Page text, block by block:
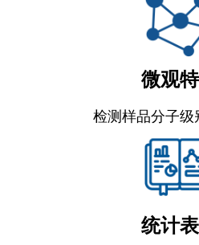
微观
检测样品分子级
统计
低场核磁技术研究颗粒的团聚状态
水分散粒剂农药分散度低场核磁分
前沿应用|低场核磁共振技术在新